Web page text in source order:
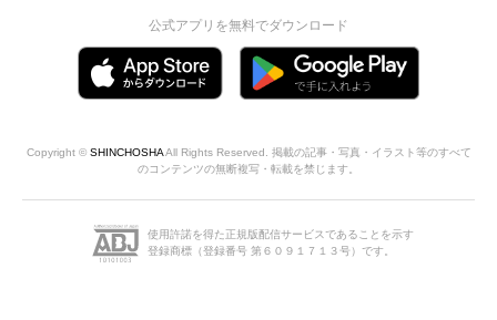
公式アプリを無料でダウンロード
Copyright © SHINCHOSHAAll Rights Reserved. 掲載の記事・写真・イラスト等のすべて
のコンテンツの無断複写・転載を禁じます。
使用許諾を得た正規版配信サービスであることを示す
登録商標（登録番号 第６０９１７１３号）です。